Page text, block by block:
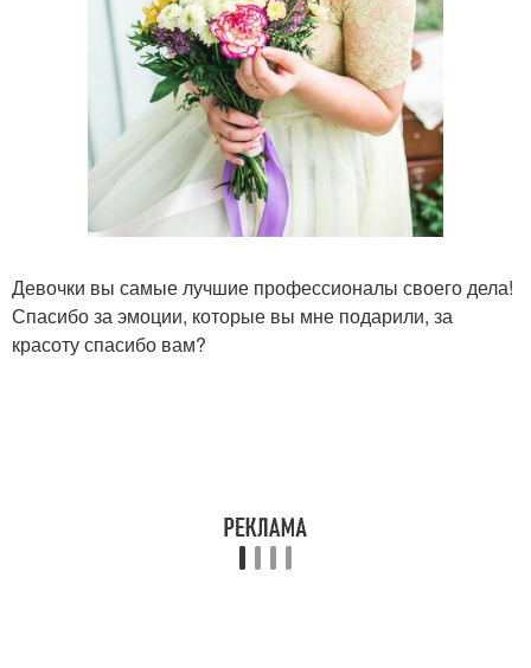
Девочки вы самые лучшие профессионалы своего дела!
Спасибо за эмоции, которые вы мне подарили, за
красоту спасибо вам?